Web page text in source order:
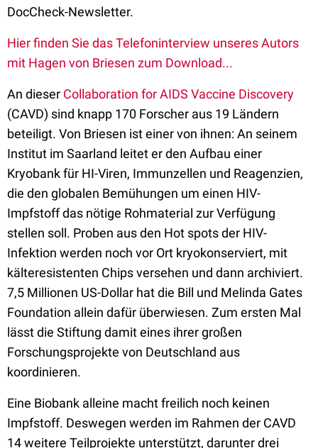
DocCheck-Newsletter.
Hier finden Sie das Telefoninterview unseres Autors
mit Hagen von Briesen zum Download...
An dieser Collaboration for AIDS Vaccine Discovery
(CAVD) sind knapp 170 Forscher aus 19 Ländern
beteiligt. Von Briesen ist einer von ihnen: An seinem
Institut im Saarland leitet er den Aufbau einer
Kryobank für HI-Viren, Immunzellen und Reagenzien,
die den globalen Bemühungen um einen HIV-
Impfstoff das nötige Rohmaterial zur Verfügung
stellen soll. Proben aus den Hot spots der HIV-
Infektion werden noch vor Ort kryokonserviert, mit
kälteresistenten Chips versehen und dann archiviert.
7,5 Millionen US-Dollar hat die Bill und Melinda Gates
Foundation allein dafür überwiesen. Zum ersten Mal
lässt die Stiftung damit eines ihrer großen
Forschungsprojekte von Deutschland aus
koordinieren.
Eine Biobank alleine macht freilich noch keinen
Impfstoff. Deswegen werden im Rahmen der CAVD
14 weitere Teilprojekte unterstützt, darunter drei